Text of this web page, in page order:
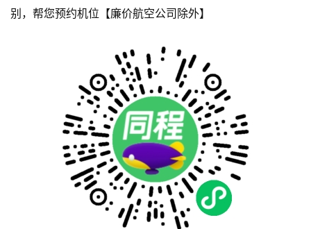
别，帮您预约机位【廉价航空公司除外】